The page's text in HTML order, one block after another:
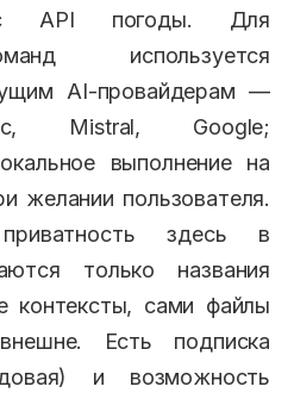
с API погоды. Для
используется
AI-провайдерам —
Mistral, Google;
выполнение на
желании пользователя.
здесь в
только названия
контексты, сами файлы
Есть подписка
и возможность